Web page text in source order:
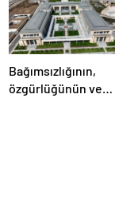
Bağımsızlığının,
özgürlüğünün ve